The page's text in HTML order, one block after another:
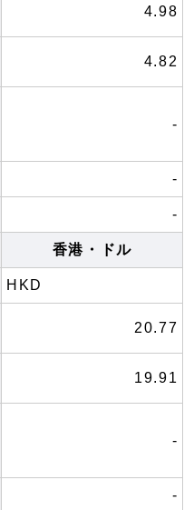
4.98
4.82
-
-
-
香港・ドル
HKD
20.77
19.91
-
-